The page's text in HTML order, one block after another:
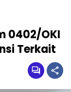
0402/OKI
Terkait